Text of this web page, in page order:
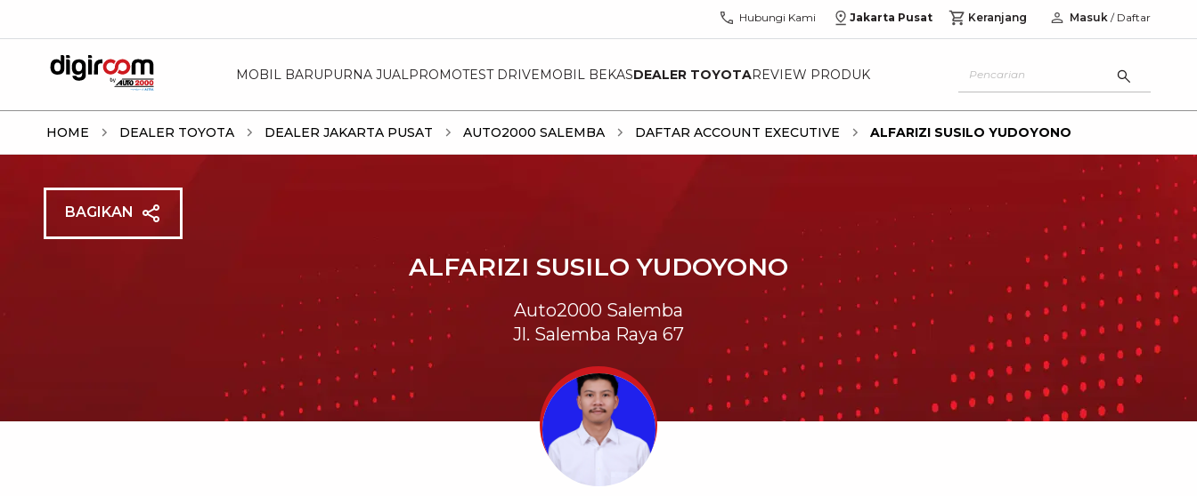
Hubungi Kami Jakarta Pusat Keranjang Masuk / Daftar
MOBIL BARUPURNA JUAL PROMOTEST DRIVEMOBIL BEKASDEALER TOYOTAREVIEW PRODUK
HOME DEALER TOYOTA DEALER JAKARTA PUSAT AUTO2000 SALEMBA DAFTAR ACCOUNT EXECUTIVE ALFARIZI SUSILO YUDOYONO
BAGIKAN
ALFARIZI SUSILO YUDOYONO
Auto2000 Salemba
Jl. Salemba Raya 67